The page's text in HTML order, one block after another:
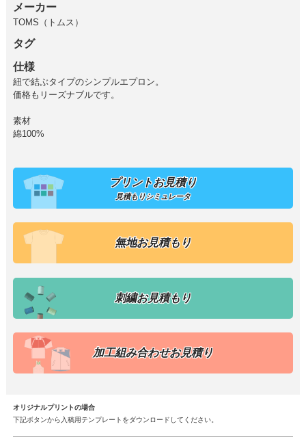
メーカー
TOMS（トムス）
タグ
仕様
紐で結ぶタイプのシンプルエプロン。
価格もリーズナブルです。
素材
綿100%
プリントお見積り
見積もりシミュレータ
無地お見積もり
刺繍お見積もり
加工組み合わせお見積り
オリジナルプリントの場合
下記ボタンから入稿用テンプレートをダウンロードしてください。